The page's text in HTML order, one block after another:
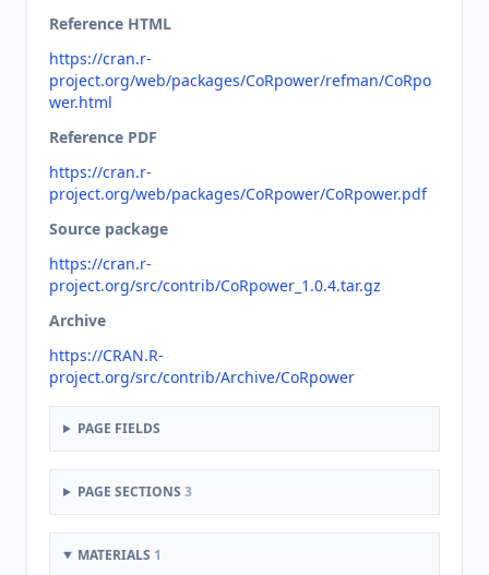
Reference HTML
https://cran.r-
project.org/web/packages/CoRpower/refman/CoRpo
wer.html
Reference PDF
https://cran.r-
project.org/web/packages/CoRpower/CoRpower.pdf
Source package
https://cran.r-
project.org/src/contrib/CoRpower_1.0.4.tar.gz
Archive
https://CRAN.R-
project.org/src/contrib/Archive/CoRpower
PAGE FIELDS
PAGE SECTIONS 3
MATERIALS 1